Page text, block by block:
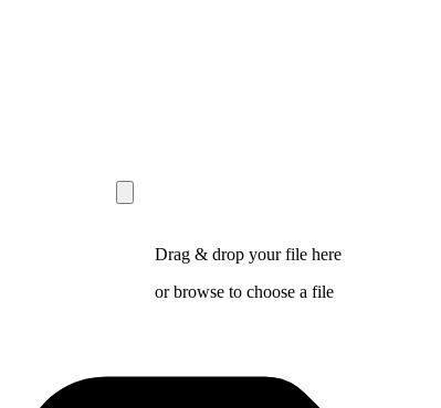
Drag & drop your file here
orbrowseto choose a file